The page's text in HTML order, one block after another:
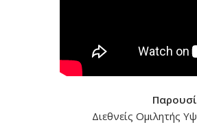
Διεθνείς Ομιλητής